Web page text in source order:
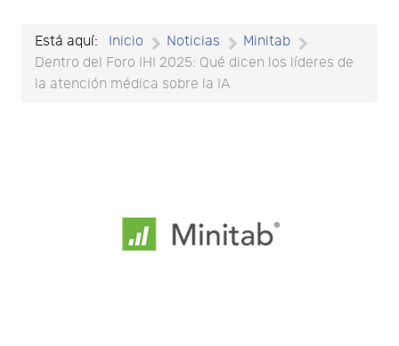
Está aquí: Inicio Noticias
Minitab
Dentro del Foro IHI 2025: Qué dicen los líderes de
la atención médica sobre la IA